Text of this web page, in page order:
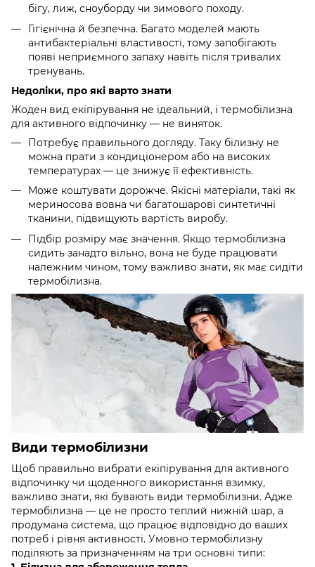
бігу, лиж, сноуборду чи зимового походу.
Гігієнічна й безпечна. Багато моделей мають
антибактеріальні властивості, тому запобігають
появі неприємного запаху навіть після тривалих
тренувань.
Недоліки, про які варто знати
Жоден вид екіпірування не ідеальний, і термобілизна
для активного відпочинку — не виняток.
Потребує правильного догляду. Таку білизну не
можна прати з кондиціонером або на високих
температурах — це знижує її ефективність.
Може коштувати дорожче. Якісні матеріали, такі як
мериносова вовна чи багатошарові синтетичні
тканини, підвищують вартість виробу.
Підбір розміру має значення. Якщо термобілизна
сидить занадто вільно, вона не буде працювати
належним чином, тому важливо знати, як має сидіти
термобілизна.
Види термобілизни
Щоб правильно вибрати екіпірування для активного
відпочинку чи щоденного використання взимку,
важливо знати, які бувають види термобілизни. Адже
термобілизна — це не просто теплий нижній шар, а
продумана система, що працює відповідно до ваших
потреб і рівня активності. Умовно термобілизну
поділяють за призначенням на три основні типи: